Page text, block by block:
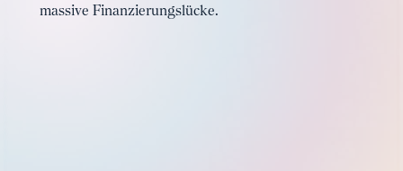
massive Finanzierungslücke.